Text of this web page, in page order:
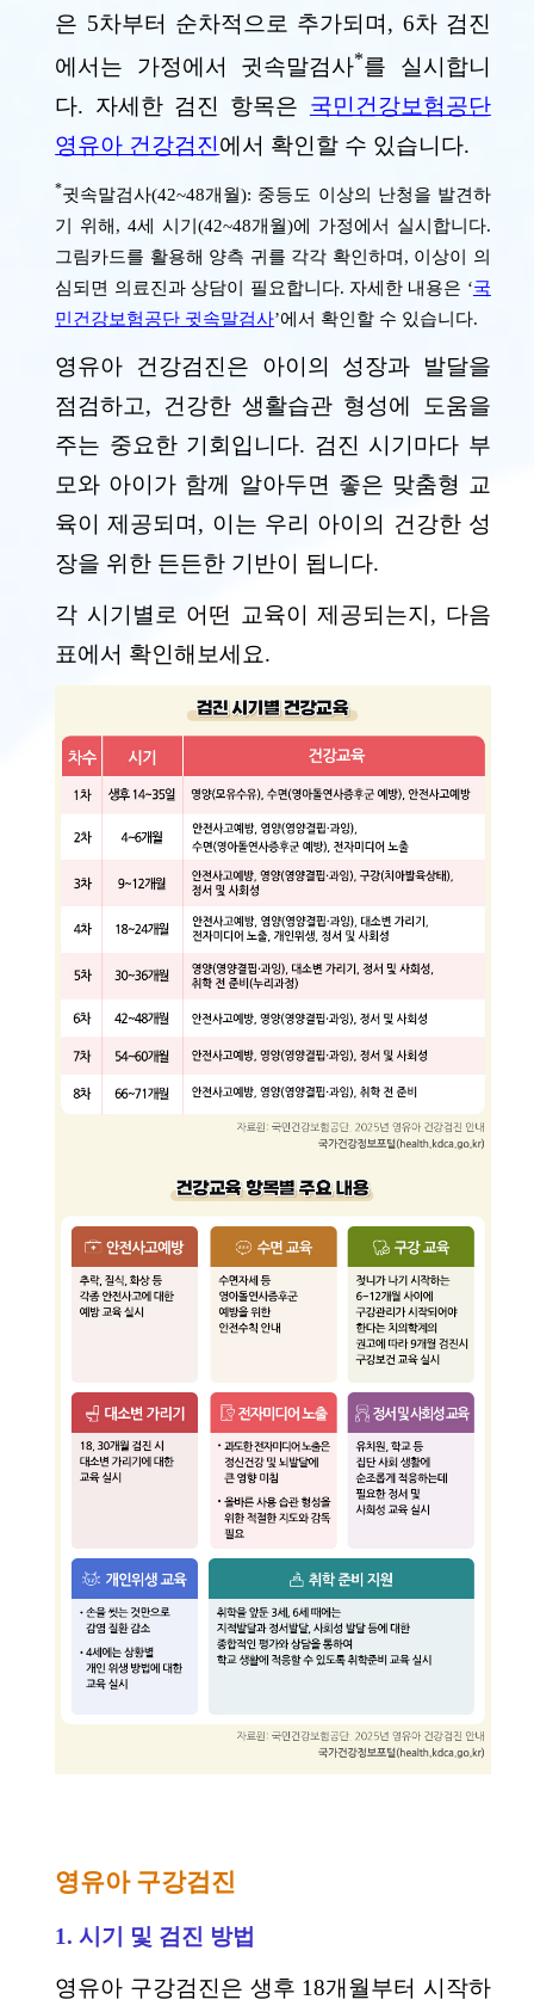
은 5차부터 순차적으로 추가되며, 6차 검진
에서는 가정에서 귓속말검사*를 실시합니
다. 자세한 검진 항목은 국민건강보험공단
영유아 건강검진에서 확인할 수 있습니다.
*귓속말검사(42~48개월): 중등도 이상의 난청을 발견하
기 위해, 4세 시기(42~48개월)에 가정에서 실시합니다.
그림카드를 활용해 양측 귀를 각각 확인하며, 이상이 의
심되면 의료진과 상담이 필요합니다. 자세한 내용은 ‘국
민건강보험공단 귓속말검사’에서 확인할 수 있습니다.
영유아 건강검진은 아이의 성장과 발달을
점검하고, 건강한 생활습관 형성에 도움을
주는 중요한 기회입니다. 검진 시기마다 부
모와 아이가 함께 알아두면 좋은 맞춤형 교
육이 제공되며, 이는 우리 아이의 건강한 성
장을 위한 든든한 기반이 됩니다.
각 시기별로 어떤 교육이 제공되는지, 다음
표에서 확인해보세요.
영유아 구강검진
1. 시기 및 검진 방법
영유아 구강검진은 생후 18개월부터 시작하